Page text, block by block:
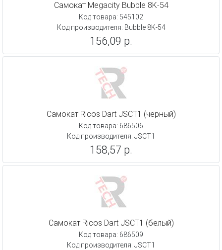
Самокат Megacity Bubble 8K-54
Код товара: 545102
Код производителя: Bubble 8K-54
156,09 р.
Самокат Ricos Dart JSCT1 (черный)
Код товара: 686506
Код производителя: JSCT1
158,57 р.
Самокат Ricos Dart JSCT1 (белый)
Код товара: 686509
Код производителя: JSCT1